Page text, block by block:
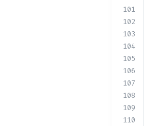
101
102
103
104
105
106
107
108
109
110